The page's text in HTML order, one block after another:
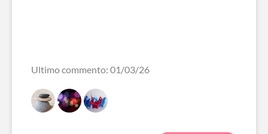
Ultimo commento: 01/03/26